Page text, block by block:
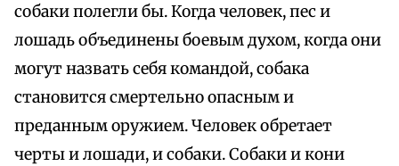
собаки полегли бы. Когда человек, пес и
лошадь объединены боевым духом, когда они
могут назвать себя командой, собака
становится смертельно опасным и
преданным оружием. Человек обретает
черты и лошади, и собаки. Собаки и кони